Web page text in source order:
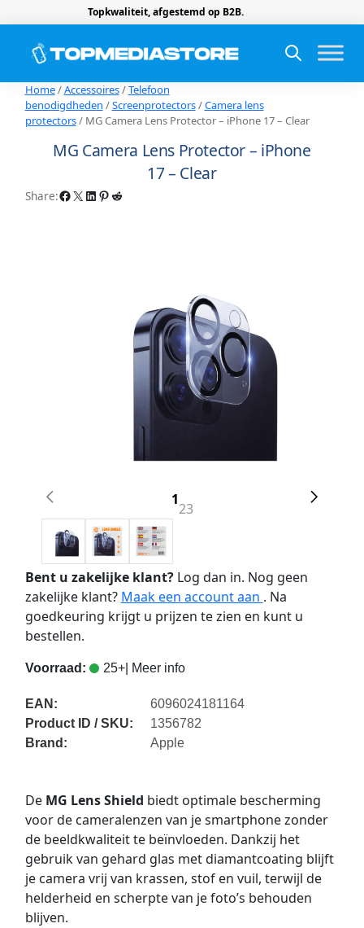
Topkwaliteit, afgestemd op B2B.
Home/Accessoires/Telefoon
benodigdheden /Screenprotectors/Camera lens
protectors/ MG Camera Lens Protector – iPhone 17 – Clear
MG Camera Lens Protector – iPhone
17 – Clear
Share:Facebook X LinkedIn Pinterest Reddit
1
23
Bent u zakelijke klant?Log dan in. Nog geen
zakelijke klant? Maak een account aan . Na
goedkeuring krijgt u prijzen te zien en kunt u
bestellen.
Voorraad: 25+| Meer info
EAN:
6096024181164
Product ID / SKU:
1356782
Brand:
Apple
De MG Lens Shield biedt optimale bescherming
voor de cameralenzen van je smartphone zonder
de beeldkwaliteit te beïnvloeden. Dankzij het
gebruik van gehard glas met diamantcoating blijft
je camera vrij van krassen, stof en vuil, terwijl de
helderheid en scherpte van je foto’s behouden
blijven.